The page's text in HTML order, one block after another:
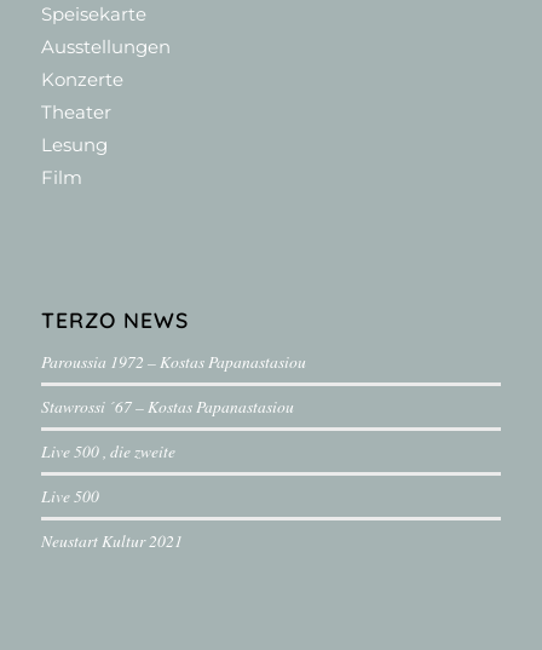
Speisekarte
Ausstellungen
Konzerte
Theater
Lesung
Film
TERZO NEWS
Paroussia 1972 – Kostas Papanastasiou
Stawrossi ´67 – Kostas Papanastasiou
Live 500 , die zweite
Live 500
Neustart Kultur 2021